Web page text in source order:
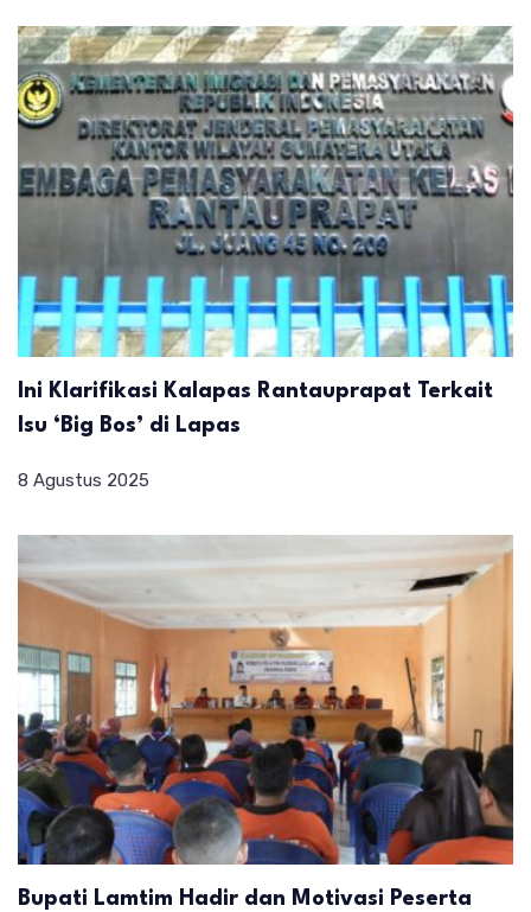
Ini Klarifikasi Kalapas Rantauprapat Terkait
Isu ‘Big Bos’ di Lapas
8 Agustus 2025
Bupati Lamtim Hadir dan Motivasi Peserta